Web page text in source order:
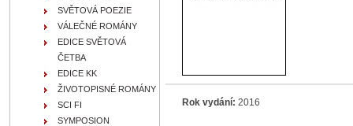
Rok vydání: 2016
SVĚTOVÁ POEZIE
VÁLEČNÉ ROMÁNY
EDICE SVĚTOVÁ
ČETBA
EDICE KK
ŽIVOTOPISNÉ ROMÁNY
SCI FI
SYMPOSION